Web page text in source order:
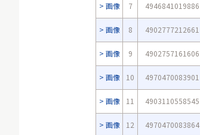
画像 7 4946841019886
画像 8 4902777212661
画像 9 4902757161606
画像 10 4970470083901
画像 11 4903110558545
画像 12 4970470083864